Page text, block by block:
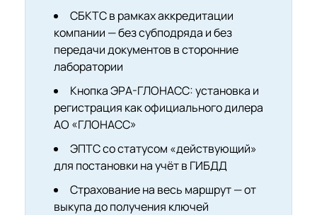
СБКТС в рамках аккредитации
компании — без субподряда и без
передачи документов в сторонние
лаборатории
Кнопка ЭРА-ГЛОНАСС: установка и
регистрация как официального дилера
АО «ГЛОНАСС»
ЭПТС со статусом «действующий»
для постановки на учёт в ГИБДД
Страхование на весь маршрут — от
выкупа до получения ключей